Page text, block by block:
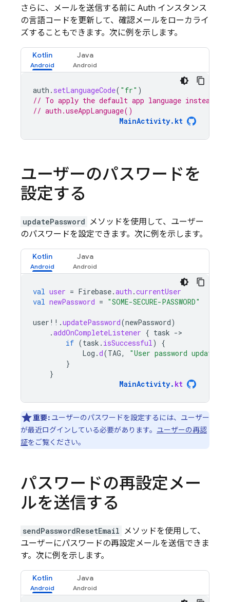
さらに、メールを送信する前に Auth インスタンス
の言語コードを更新して、確認メールをローカライ
ズすることもできます。次に例を示します。
Kotlin Java
auth . setLanguageCode( "fr" )
// To apply the default app language
// auth.useAppLanguage()
MainActivity.kt
ユーザーのパスワードを
設定する
updatePassword メソッドを使用して、ユーザー
のパスワードを設定できます。次に例を示します。
Kotlin Java
val user = Firebase.auth .currentUser
val newPassword = "SOME-SECURE-PASSWORD"
user !! .updatePassword(newPassword)
.addOnCompleteListener { task -
if (task . isSuccessful)
{
Log .d(TAG, "User password updated."
}
}
MainActivity. kt
重要:ユーザーのパスワードを設定するには、ユーザー
が最近ログインしている必要があります。 ユーザーの再認
証をご覧ください。
パスワードの再設定メー
ルを送信する
sendPasswordResetEmail メソッドを使用して、
ユーザーにパスワードの再設定メールを送信できま
す。次に例を示します。
Kotlin Java